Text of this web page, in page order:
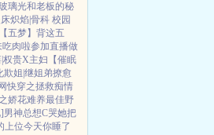
璃光和老板的秘
炽焰|骨科 校园
【五梦】背这五
肉啦参加直播做
权贵X主妇 【催眠
欺姐|继姐弟撩愈
快穿之拯救痴情
娇花难养最佳野
男神总想C哭她把
上位今天你睡了